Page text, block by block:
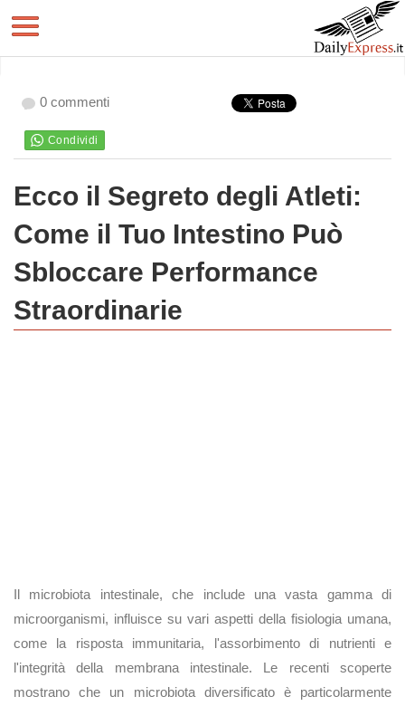
0 commenti
Ecco il Segreto degli Atleti:
Come il Tuo Intestino Può
Sbloccare Performance
Straordinarie
Il microbiota intestinale, che include una vasta gamma di
microorganismi, influisce su vari aspetti della fisiologia umana,
come la risposta immunitaria, l'assorbimento di nutrienti e
l'integrità della membrana intestinale. Le recenti scoperte
mostrano che un microbiota diversificato è particolarmente